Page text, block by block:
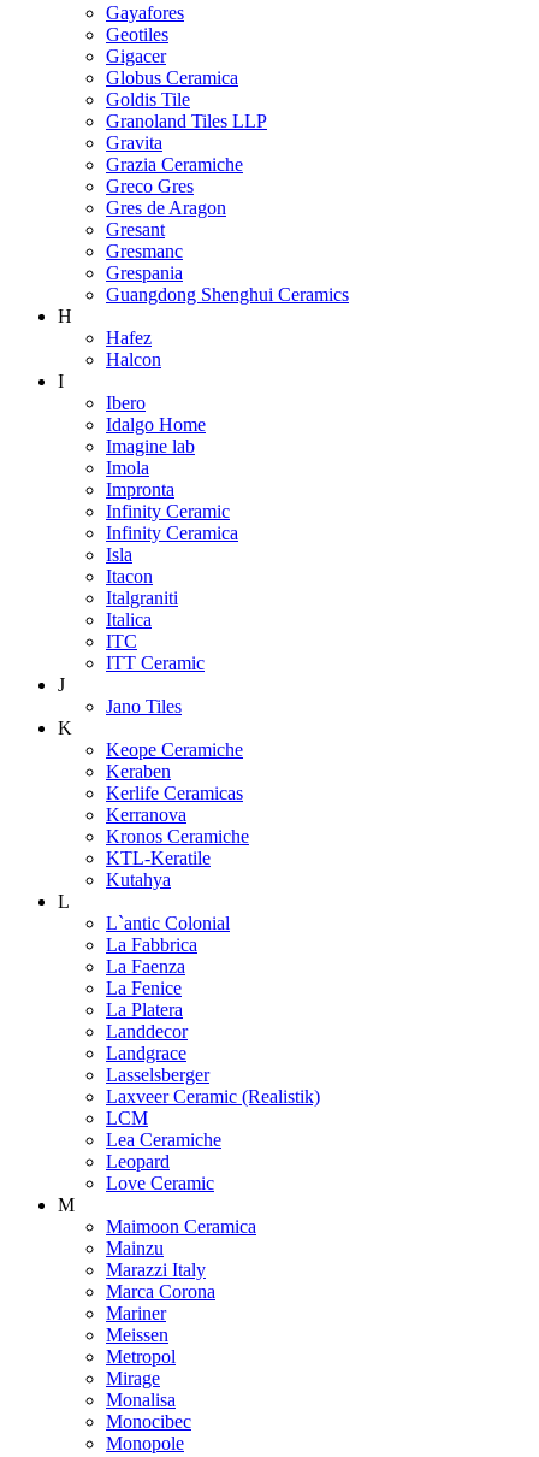
Gayafores
Geotiles
Gigacer
Globus Ceramica
Goldis Tile
Granoland Tiles LLP
Gravita
Grazia Ceramiche
Greco Gres
Gres de Aragon
Gresant
Gresmanc
Grespania
Guangdong Shenghui Ceramics
H
Hafez
Halcon
I
Ibero
Idalgo Home
Imagine lab
Imola
Impronta
Infinity Ceramic
Infinity Ceramica
Isla
Itacon
Italgraniti
Italica
ITC
ITT Ceramic
J
Jano Tiles
K
Keope Ceramiche
Keraben
Kerlife Ceramicas
Kerranova
Kronos Ceramiche
KTL-Keratile
Kutahya
L
L`antic Colonial
La Fabbrica
La Faenza
La Fenice
La Platera
Landdecor
Landgrace
Lasselsberger
Laxveer Ceramic (Realistik)
LCM
Lea Ceramiche
Leopard
Love Ceramic
M
Maimoon Ceramica
Mainzu
Marazzi Italy
Marca Corona
Mariner
Meissen
Metropol
Mirage
Monalisa
Monocibec
Monopole